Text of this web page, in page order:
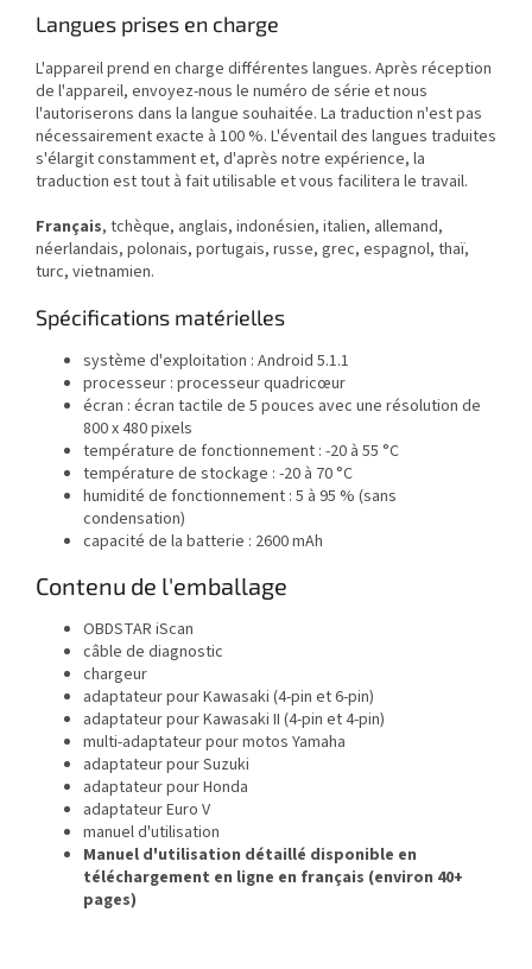
Langues prises en charge
L'appareil prend en charge différentes langues. Après réception
de l'appareil, envoyez-nous le numéro de série et nous
l'autoriserons dans la langue souhaitée. La traduction n'est pas
nécessairement exacte à 100 %. L'éventail des langues traduites
s'élargit constamment et, d'après notre expérience, la
traduction est tout à fait utilisable et vous facilitera le travail.
Français, tchèque, anglais, indonésien, italien, allemand,
néerlandais, polonais, portugais, russe, grec, espagnol, thaï,
turc, vietnamien.
Spécifications matérielles
système d'exploitation : Android 5.1.1
processeur : processeur quadricœur
écran : écran tactile de 5 pouces avec une résolution de
800 x 480 pixels
température de fonctionnement : -20 à 55 °C
température de stockage : -20 à 70 °C
humidité de fonctionnement : 5 à 95 % (sans
condensation)
capacité de la batterie : 2600 mAh
Contenu de l'emballage
OBDSTAR iScan
câble de diagnostic
chargeur
adaptateur pour Kawasaki (4-pin et 6-pin)
adaptateur pour Kawasaki II (4-pin et 4-pin)
multi-adaptateur pour motos Yamaha
adaptateur pour Suzuki
adaptateur pour Honda
adaptateur Euro V
manuel d'utilisation
Manuel d'utilisation détaillé disponible en
téléchargement en ligne en français (environ 40+
pages)